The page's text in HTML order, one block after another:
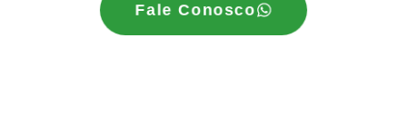
Fale Conosco